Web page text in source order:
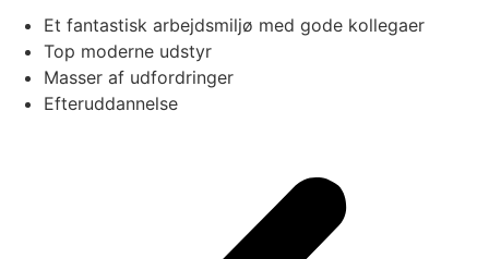
Et fantastisk arbejdsmiljø med gode kollegaer
Top moderne udstyr
Masser af udfordringer
Efteruddannelse